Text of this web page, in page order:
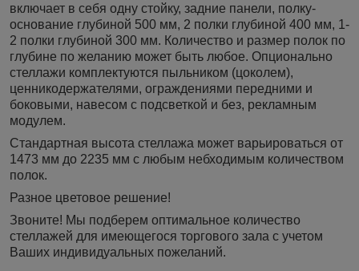
включает в себя одну стойку, задние панели, полку-
основание глубиной 500 мм, 2 полки глубиной 400 мм, 1-
2 полки глубиной 300 мм. Количество и размер полок по
глубине по желанию может быть любое. Опционально
стеллажи комплектуются пыльником (цоколем),
ценникодержателями, ограждениями передними и
боковыми, навесом с подсветкой и без, рекламным
модулем.
Стандартная высота стеллажа может варьироваться от
1473 мм до 2235 мм с любым небходимым количеством
полок.
Разное цветовое решение!
Звоните! Мы подберем оптимальное количество
стеллажей для имеющегося торгового зала с учетом
Ваших индивидуальных пожеланий.